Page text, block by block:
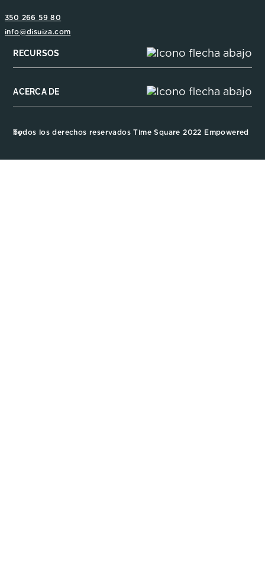
350 266 59 80
info@disuiza.com
RECURSOS
ACERCA DE
Todos los derechos reservados Time Square 2022 Empowered by